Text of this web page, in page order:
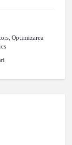
, Optimizarea